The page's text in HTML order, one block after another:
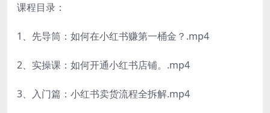
课程目录：
1、先导筒：如何在小红书赚第一桶金？.mp4
2、实操课：如何开通小红书店铺。.mp4
3、入门篇：小红书卖货流程全拆解.mp4